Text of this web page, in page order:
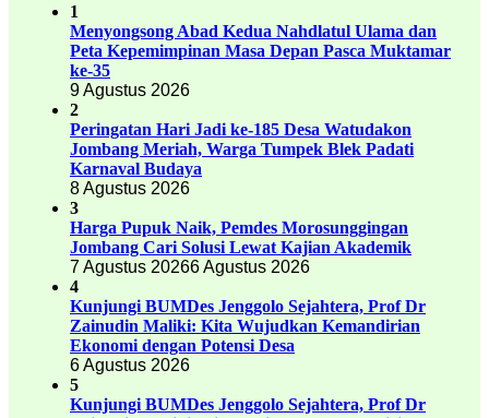
1
Menyongsong Abad Kedua Nahdlatul Ulama dan
Peta Kepemimpinan Masa Depan Pasca Muktamar
ke-35
9 Agustus 2026
2
Peringatan Hari Jadi ke-185 Desa Watudakon
Jombang Meriah, Warga Tumpek Blek Padati
Karnaval Budaya
8 Agustus 2026
3
Harga Pupuk Naik, Pemdes Morosunggingan
Jombang Cari Solusi Lewat Kajian Akademik
7 Agustus 20266 Agustus 2026
4
Kunjungi BUMDes Jenggolo Sejahtera, Prof Dr
Zainudin Maliki: Kita Wujudkan Kemandirian
Ekonomi dengan Potensi Desa
6 Agustus 2026
5
Kunjungi BUMDes Jenggolo Sejahtera, Prof Dr